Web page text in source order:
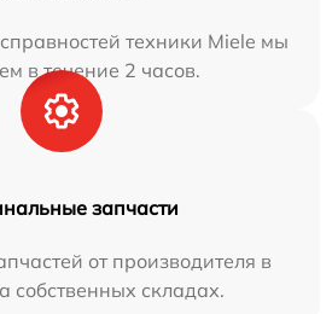
техники Miele мы
в течение 2 часов.
запчасти
от производителя в
собственных складах.